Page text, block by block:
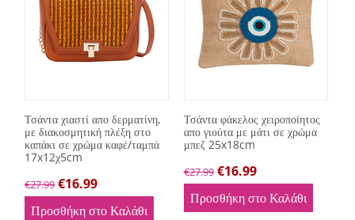
Τσάντα χιαστί απο δερματίνη,
με διακοσμητική πλέξη στο
καπάκι σε χρώμα καφέ/ταμπά
17x12χ5cm
€27.99 €16.99
Προσθήκη στο Καλάθι
Τσάντα φάκελος χειροποίητος
απο γιούτα με μάτι σε χρώμα
μπεζ 25x18cm
€27.99 €16.99
Προσθήκη στο Καλάθι